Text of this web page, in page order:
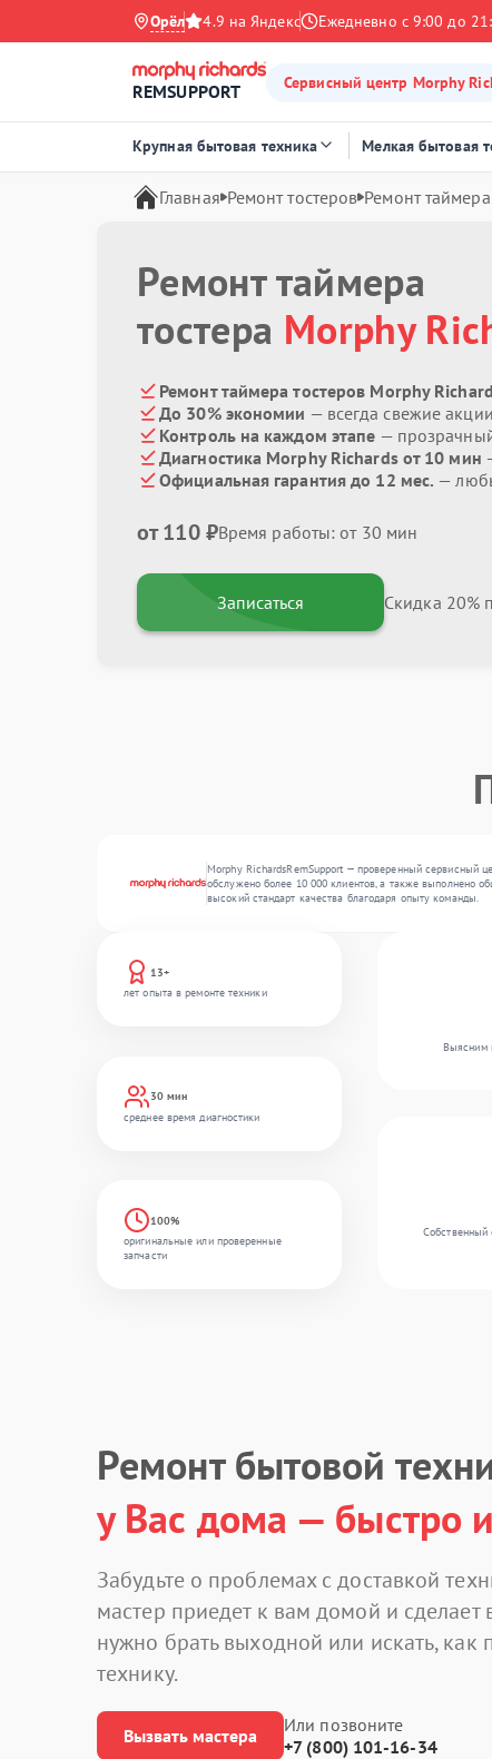
Орёл 4.9 на Яндекс Ежедневно с 9:00 до
REMSUPPORT Сервисный центр Morphy
Крупная бытовая техника Мелкая бытовая
Главная Ремонт тостеров Ремонт таймера
Ремонт таймера
тостера Morphy
Ремонт таймера тостеров Morphy
До 30% экономии — всегда свежие
Контроль на каждом этапе —
Диагностика Morphy Richards от 10 мин
Официальная гарантия до 12 мес. —
от 110 ₽Время работы: от 30 мин
Записаться Скидка 20%
Morphy RichardsRemSupport — проверенный сервисный
обслужено более 10 000 клиентов, а также выполнено
высокий стандарт качества благодаря опыту команды.
13+
лет опыта в ремонте техники
30 мин
среднее время диагностики
100%
оригинальные или проверенные
запчасти
Выясним
Собственный
Ремонт бытовой
у Вас дома — быстро
Забудьте о проблемах с доставкой
мастер приедет к вам домой и сделает
нужно брать выходной или искать, как
технику.
Вызвать мастера
Или позвоните
+7 (800) 101-16-34